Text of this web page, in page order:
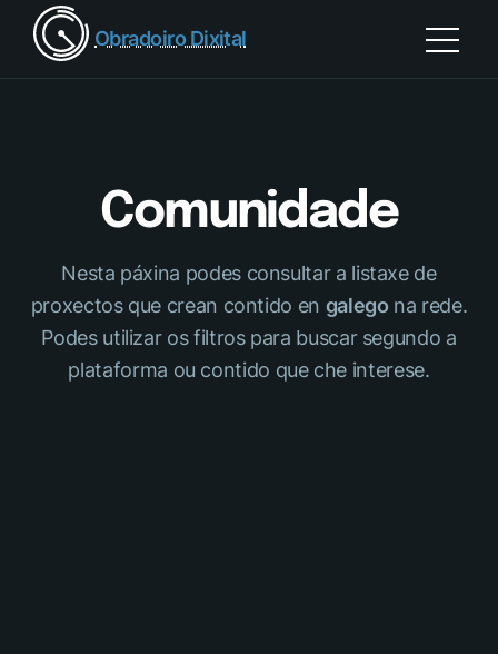
Obradoiro Dixital
Comunidade
Nesta páxina podes consultar a listaxe de
proxectos que crean contido en galego na rede.
Podes utilizar os filtros para buscar segundo a
plataforma ou contido que che interese.